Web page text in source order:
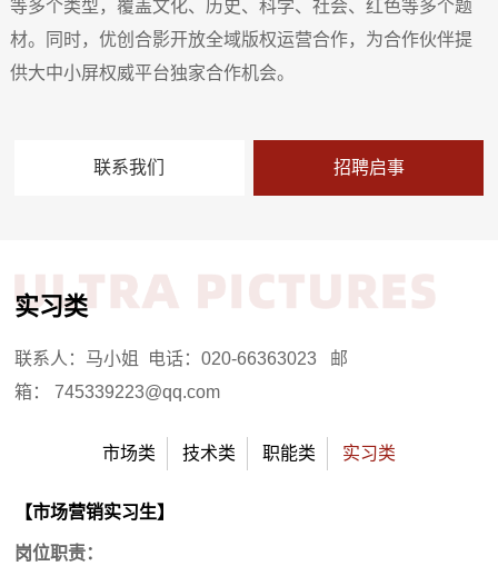
等多个类型，覆盖文化、历史、科学、社会、红色等多个题
材。同时，优创合影开放全域版权运营合作，为合作伙伴提
供大中小屏权威平台独家合作机会。
联系我们 招聘启事
实习类
联系人：马小姐 电话：020-66363023 邮
箱： 745339223@qq.com
市场类 技术类 职能类 实习类
【市场营销实习生】
岗位职责：